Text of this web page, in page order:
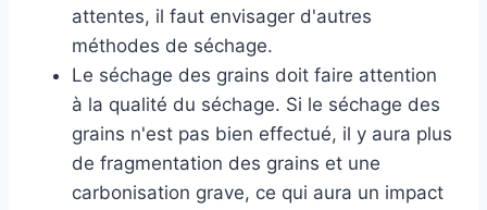
attentes, il faut envisager d'autres
méthodes de séchage.
Le séchage des grains doit faire attention
à la qualité du séchage. Si le séchage des
grains n'est pas bien effectué, il y aura plus
de fragmentation des grains et une
carbonisation grave, ce qui aura un impact